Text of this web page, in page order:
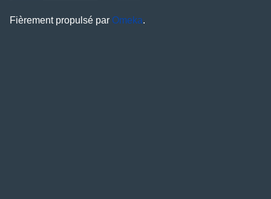
Fièrement propulsé par Omeka.